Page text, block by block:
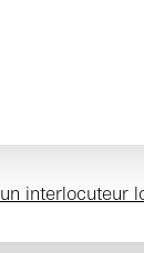
interlocuteur